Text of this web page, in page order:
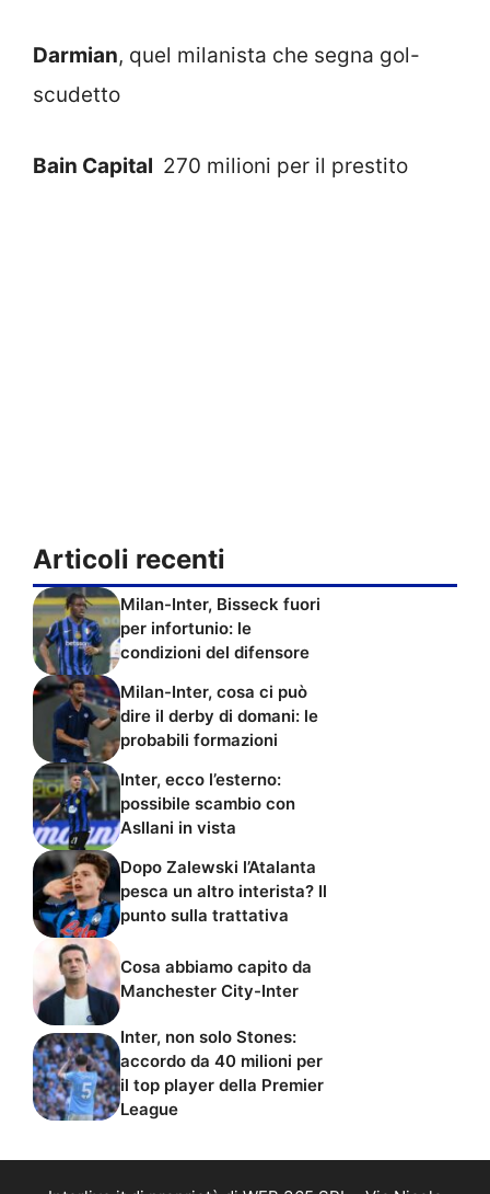
Darmian, quel milanista che segna gol-
scudetto
Bain Capital 270 milioni per il prestito
Articoli recenti
Milan-Inter, Bisseck fuori
per infortunio: le
condizioni del difensore
Milan-Inter, cosa ci può
dire il derby di domani: le
probabili formazioni
Inter, ecco l’esterno:
possibile scambio con
Asllani in vista
Dopo Zalewski l’Atalanta
pesca un altro interista? Il
punto sulla trattativa
Cosa abbiamo capito da
Manchester City-Inter
Inter, non solo Stones:
accordo da 40 milioni per
il top player della Premier
League